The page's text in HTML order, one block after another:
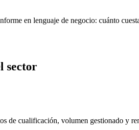
en lenguaje de negocio: cuánto
sector
de cualificación, volumen gestionado y